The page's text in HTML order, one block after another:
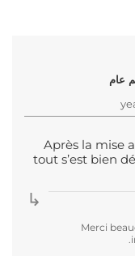
عام
Après la mise
tout s’est bien
Merci